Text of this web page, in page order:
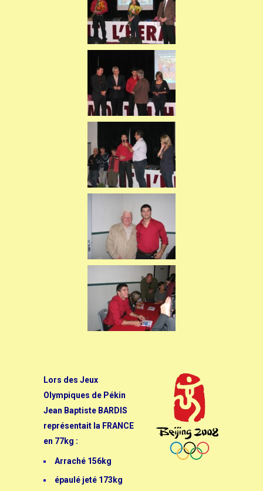
Lors des Jeux
Olympiques de Pékin
Jean Baptiste BARDIS
représentait la FRANCE
en 77kg :
Arraché 156kg
épaulé jeté 173kg